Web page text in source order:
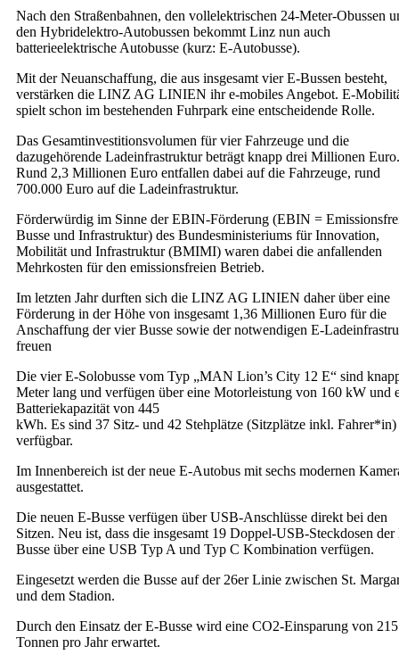
Nach den Straßenbahnen, den vollelektrischen 24-Meter-Obussen
den Hybridelektro-Autobussen bekommt Linz nun auch
batterieelektrische Autobusse (kurz: E-Autobusse).
Mit der Neuanschaffung, die aus insgesamt vier E-Bussen besteht,
verstärken die LINZ AG LINIEN ihr e-mobiles Angebot. E-
spielt schon im bestehenden Fuhrpark eine entscheidende Rolle.
Das Gesamtinvestitionsvolumen für vier Fahrzeuge und die
dazugehörende Ladeinfrastruktur beträgt knapp drei Millionen Euro.
Rund 2,3 Millionen Euro entfallen dabei auf die Fahrzeuge, rund
700.000 Euro auf die Ladeinfrastruktur.
Förderwürdig im Sinne der EBIN-Förderung (EBIN =
Busse und Infrastruktur) des Bundesministeriums für Innovation,
Mobilität und Infrastruktur (BMIMI) waren dabei die anfallenden
Mehrkosten für den emissionsfreien Betrieb.
Im letzten Jahr durften sich die LINZ AG LINIEN daher über eine
Förderung in der Höhe von insgesamt 1,36 Millionen Euro für die
Anschaffung der vier Busse sowie der notwendigen E-
freuen
Die vier E-Solobusse vom Typ „MAN Lion’s City 12 E“ sind
Meter lang und verfügen über eine Motorleistung von 160 kW und
Batteriekapazität von 445
kWh. Es sind 37 Sitz- und 42 Stehplätze (Sitzplätze inkl. Fahrer*in)
verfügbar.
Im Innenbereich ist der neue E-Autobus mit sechs modernen
ausgestattet.
Die neuen E-Busse verfügen über USB-Anschlüsse direkt bei den
Sitzen. Neu ist, dass die insgesamt 19 Doppel-USB-Steckdosen der
Busse über eine USB Typ A und Typ C Kombination verfügen.
Eingesetzt werden die Busse auf der 26er Linie zwischen St.
und dem Stadion.
Durch den Einsatz der E-Busse wird eine CO2-Einsparung von 215
Tonnen pro Jahr erwartet.